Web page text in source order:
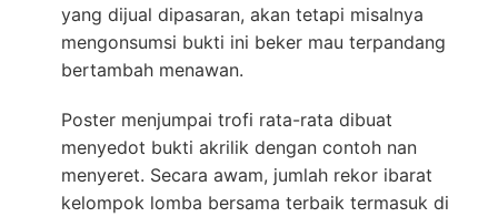
yang dijual dipasaran, akan tetapi misalnya
mengonsumsi bukti ini beker mau terpandang
bertambah menawan.
Poster menjumpai trofi rata-rata dibuat
menyedot bukti akrilik dengan contoh nan
menyeret. Secara awam, jumlah rekor ibarat
kelompok lomba bersama terbaik termasuk di